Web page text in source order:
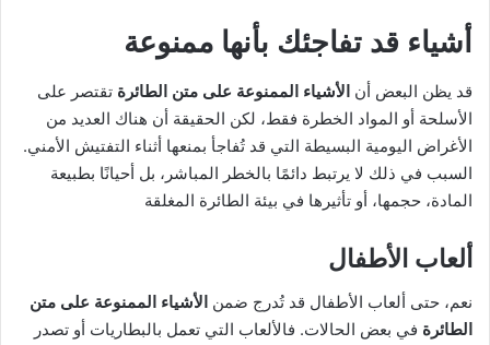
أشياء قد تفاجئك بأنها ممنوعة
قد يظن البعض أن الأشياء الممنوعة على متن الطائرة تقتصر على
الأسلحة أو المواد الخطرة فقط، لكن الحقيقة أن هناك العديد من
الأغراض اليومية البسيطة التي قد تُفاجأ بمنعها أثناء التفتيش الأمني.
السبب في ذلك لا يرتبط دائمًا بالخطر المباشر، بل أحيانًا بطبيعة
المادة، حجمها، أو تأثيرها في بيئة الطائرة المغلقة
ألعاب الأطفال
نعم، حتى ألعاب الأطفال قد تُدرج ضمن الأشياء الممنوعة على متن
الطائرة في بعض الحالات. فالألعاب التي تعمل بالبطاريات أو تصدر